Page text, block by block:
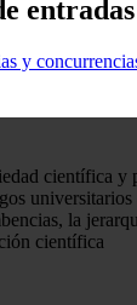
entradas
y
científica y
la
científica